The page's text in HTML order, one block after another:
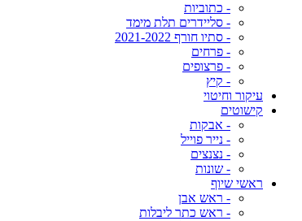
- כתוביות
- סליידרים תלת מימד
- סתיו חורף 2021-2022
- פרחים
- פרצופים
- קיץ
עיקור וחיטוי
קישוטים
- אבקות
- נייר פוייל
- נצנצים
- שונות
ראשי שיוף
- ראש אבן
- ראש כתר ליבלות